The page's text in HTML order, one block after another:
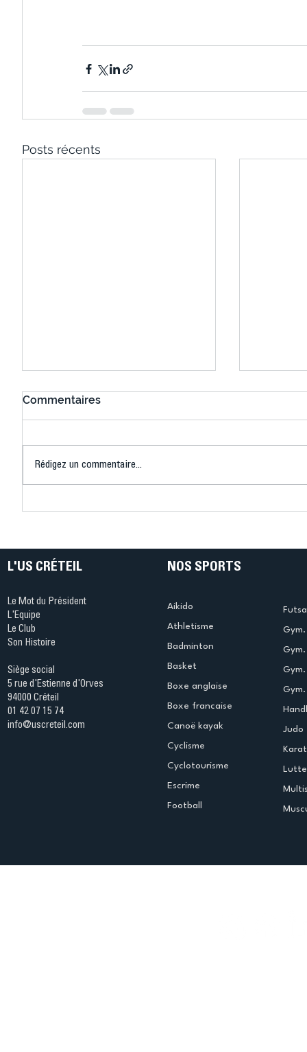
Posts récents
Commentaires
Rédigez un commentaire...
L'US CRÉTEIL
Le Mot du Président
L'Equipe
Le Club
Son Histoire
Siège social
5 rue d'Estienne d'Orves
94000 Créteil
01 42 07 15 74
info@uscreteil.com
NOS SPORTS
Aikido
Athletisme
Badminton
Basket
Boxe anglaise
Boxe francaise
Canoë kayak
Cyclisme
Cyclotourisme
Escrime
Football
Judo
Lutte